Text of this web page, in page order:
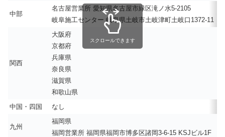
中部
名古屋営業所 愛知県名古屋市緑区滝ノ水5-2105
岐阜施工センター 岐阜県土岐市土岐津町土岐口1372-11
関西
大阪府
京都府
兵庫県
奈良県
滋賀県
和歌山県
中国・四国
なし
九州
福岡県
福岡営業所 福岡県福岡市博多区諸岡3-6-15 KSJビル1F
スクロールできます